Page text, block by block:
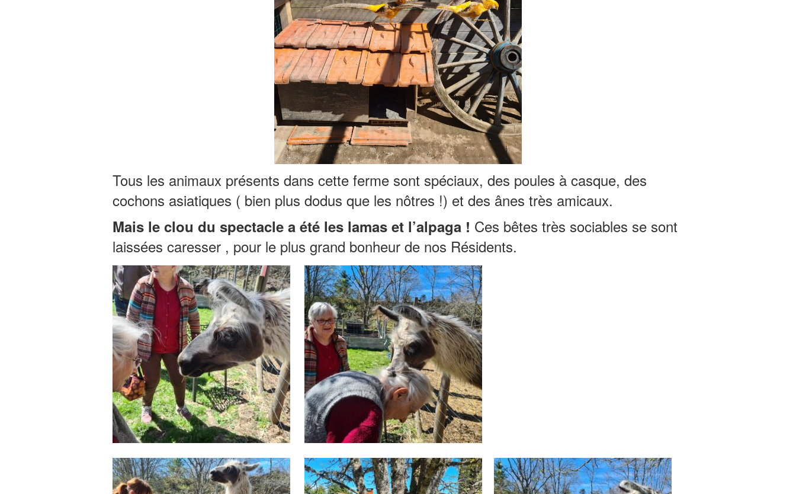
Tous les animaux présents dans cette ferme sont spéciaux, des poules à casque, des
cochons asiatiques ( bien plus dodus que les nôtres !) et des ânes très amicaux.
Mais le clou du spectacle a été les lamas et l’alpaga ! Ces bêtes très sociables se sont
laissées caresser , pour le plus grand bonheur de nos Résidents.